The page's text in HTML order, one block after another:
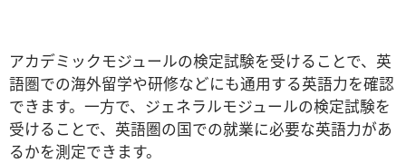
アカデミックモジュールの検定試験を受けることで、英
語圏での海外留学や研修などにも通用する英語力を確認
できます。一方で、ジェネラルモジュールの検定試験を
受けることで、英語圏の国での就業に必要な英語力があ
るかを測定できます。